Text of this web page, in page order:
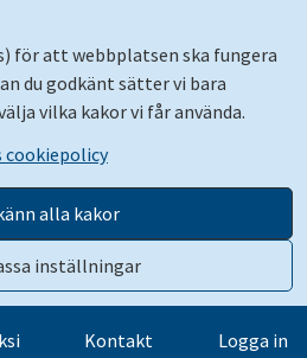
för att webbplatsen ska fungera
du godkänt sätter vi bara
vilka kakor vi får använda.
cookiepolicy
alla kakor
inställningar
Kontakt Logga in